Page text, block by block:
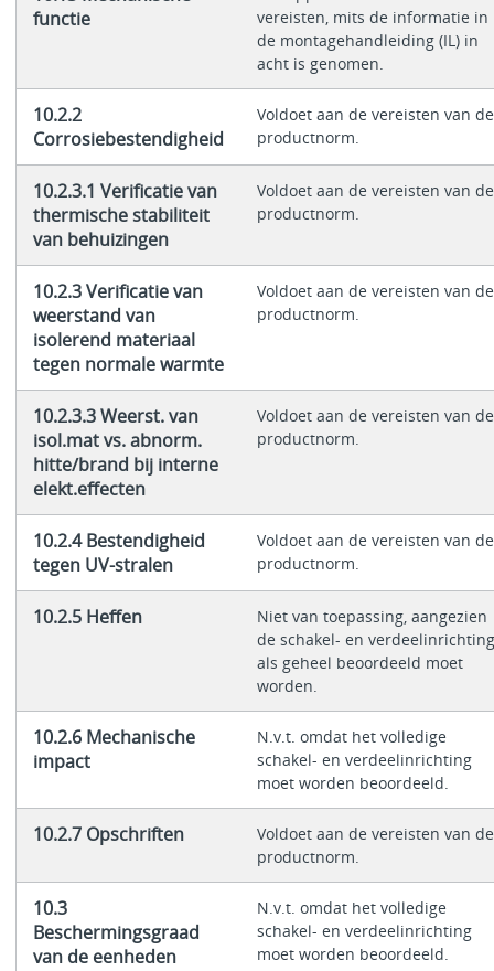
functie
vereisten, mits de informatie in
de montagehandleiding (IL) in
acht is genomen.
10.2.2
Corrosiebestendigheid
Voldoet aan de vereisten van de
productnorm.
10.2.3.1 Verificatie van
thermische stabiliteit
van behuizingen
Voldoet aan de vereisten van de
productnorm.
10.2.3 Verificatie van
weerstand van
isolerend materiaal
tegen normale warmte
Voldoet aan de vereisten van de
productnorm.
10.2.3.3 Weerst. van
isol.mat vs. abnorm.
hitte/brand bij interne
elekt.effecten
Voldoet aan de vereisten van de
productnorm.
10.2.4 Bestendigheid
tegen UV-stralen
Voldoet aan de vereisten van de
productnorm.
10.2.5 Heffen
Niet van toepassing, aangezien
de schakel- en verdeelinrichting
als geheel beoordeeld moet
worden.
10.2.6 Mechanische
impact
N.v.t. omdat het volledige
schakel- en verdeelinrichting
moet worden beoordeeld.
10.2.7 Opschriften
Voldoet aan de vereisten van de
productnorm.
10.3
Beschermingsgraad
van de eenheden
N.v.t. omdat het volledige
schakel- en verdeelinrichting
moet worden beoordeeld.